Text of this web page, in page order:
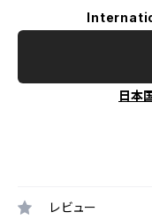
日本
レビュー